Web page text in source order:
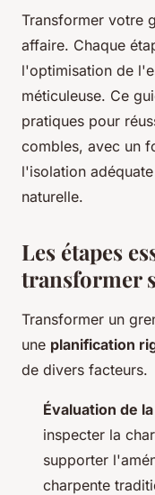
Transformer votre
affaire. Chaque
l'optimisation de
méticuleuse. Ce
pratiques pour
combles, avec un
l'isolation
naturelle.
Les étapes
transformer
Transformer un
une planification
de divers facteurs.
Évaluation de
inspecter la
supporter
charpente